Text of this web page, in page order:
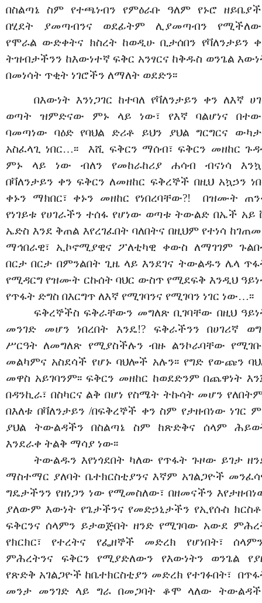
በስልጣኔ ስም የተጫነብን የምዕራቡ ዓለም የኑሮ
በሂደት ያመጣብንና ወደፊትም ሊያመጣብን
የሞራል ውድቀትና ክስረት ከወዲሁ ቢታሰበን የቫለንታይን
ትዝብታችንን ከእውነተኛ ፍቅር አንፃርና ከቅዱስ ወንጌል
በመነሳት ጥቂት ነገሮችን ለማለት ወደድን፡፡
በእውነት እንነጋገር ከተባለ የቫለንታይን ቀን ለእኛ
ወጣት ዝምድናው ምኑ ላይ ነው፣ የእኛ ባልሆነና
ባመጣነው ባዕድ የባህል ድሪቶ ይህን ያህል ግርግርና
አስፈላጊ ነበር…፡፡ እሺ ፍቅርን ማሰብ፣ ፍቅርን መዘከር
ምኑ ላይ ነው ብለን የመከራከሪያ ሐሳብ ብናነሳ
በቫለንታይን ቀን ፍቅርን ለመዘከር ፍቅረኞች በዚህ አኳኃን
ቀኑን ማክበር፣ ቀኑን መዘከር የነበረባቸው?! በዝሙት
የነገይቱ የሀገራችን ተሰፋ የሆነው ወጣቱ ትውልድ በኤች አይ
ኤድስ እንደ ቅጠል እየረገፈበት ባለበትና በዚህም የተነሳ
ማኅበራዊ፣ ኢኮኖሚያዊና ፖለቲካዊ ቀውስ ለማገገም
በርታ በርታ በምንልበት ጊዜ ላይ እንደገና ትውልዱን ሌላ
የሚዳርግ የዝሙት ርኩሰት ባህር ውስጥ የሚደፍቅ እንዲህ
የጥፋት ድግስ በእርግጥ ለእኛ የሚገባንና የሚገባን ነገር ነው…፡፡
ፍቅረኞችስ ፍቅራቸውን መግለጽ ቢገባቸው በዚህ
መንገድ መሆን ነበረበት እንዴ!? ፍቅራችንን በሀገሪኛ
ሥርዓት ለመግለጽ የሚያስችሉን ብዙ ልንኮራባቸው
መልካምና አስደሳች የሆኑ ባህሎች አሉን፡፡ የግድ የውጩን
መዋስ አይገባንም፡፡ ፍቅርን መዘከር ከወደድንም በጨዋነት
በዳንኪራ፣ በስካርና ልቅ በሆነ የስሜት ትኩሳት መሆን
በእለቱ በቫለንታይን /በፍቅረኞች ቀን ስም የታዘብነው ነገር
ያህል ትውልዳችን በስልጣኔ ስም ከጽድቅና ሰላም
እንደራቀ ትልቅ ማሳያ ነው፡፡
ትውልዱን እየነጎደበት ካለው የጥፋት ጉዞው ይገታ
ማስተማር ያለባት ቤተክርስቲያንና እኛም አገልጋዮች
ግዴታችንን የዘነጋን ነው የሚመስለው፣ በዘመናችን
ያለውም እውነት የጌታችንና የመድኃኒታችን የኢየሱስ
ፍቅርንና ሰላምን ይታወጅበት ዘንድ የሚገባው አውደ
የክርክር፣ የተረትና የፌዘኞች መድረክ የሆነበት፣
ምሕረትንና ፍቅርን የሚያድለውን የእውነትን ወንጌል
የጽድቅ አገልጋዮች ከቤተክርስቲያን መድረክ የተገፉበት፣
መንታ መንገድ ላይ ግራ በመጋባት ቆሞ ላለው